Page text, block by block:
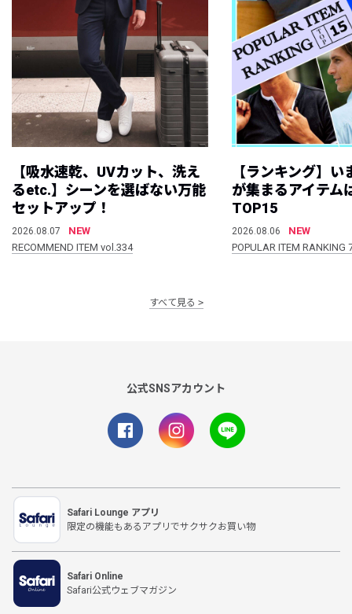
【吸水速乾、UVカット、洗え
るetc.】シーンを選ばない万能
セットアップ！
2026.08.07
NEW
RECOMMEND ITEM vol.334
【ランキング】
が集まるアイテム
TOP15
2026.08.06
NEW
POPULAR ITEM
すべて見る
公式SNSアカウント
Safari Lounge アプリ
限定の機能もあるアプリでサクサクお買い物
Safari Online
Safari公式ウェブマガジン